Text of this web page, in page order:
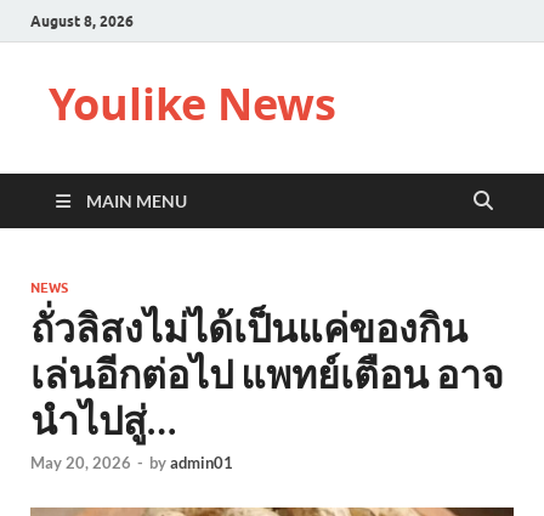
August 8, 2026
Youlike News
MAIN MENU
NEWS
ถั่วลิสงไม่ได้เป็นแค่ของกิน
เล่นอีกต่อไป แพทย์เตือน อาจ
นำไปสู่…
May 20, 2026 - byadmin01